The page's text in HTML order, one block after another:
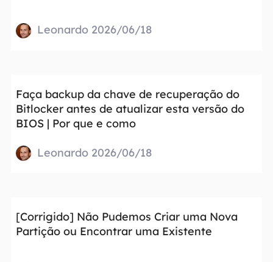
Leonardo 2026/06/18
Faça backup da chave de recuperação do
Bitlocker antes de atualizar esta versão do
BIOS | Por que e como
Leonardo 2026/06/18
[Corrigido] Não Pudemos Criar uma Nova
Partição ou Encontrar uma Existente